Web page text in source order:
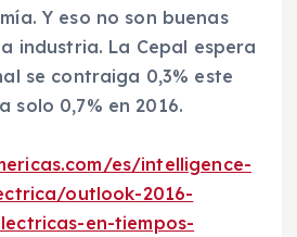
Y eso no son buenas
industria. La Cepal espera
se contraiga 0,3% este
solo 0,7% en 2016.
es/intelligence-
outlook-2016-
en-tiempos-